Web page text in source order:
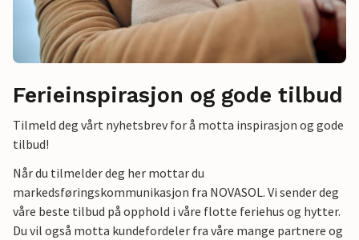
Ferieinspirasjon og gode tilbud
Tilmeld deg vårt nyhetsbrev for å motta inspirasjon og gode
tilbud!
Når du tilmelder deg her mottar du
markedsføringskommunikasjon fra NOVASOL. Vi sender deg
våre beste tilbud på opphold i våre flotte feriehus og hytter.
Du vil også motta kundefordeler fra våre mange partnere og